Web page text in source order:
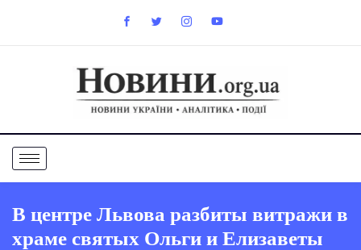
В центре Львова разбиты витражи в
храме святых Ольги и Елизаветы